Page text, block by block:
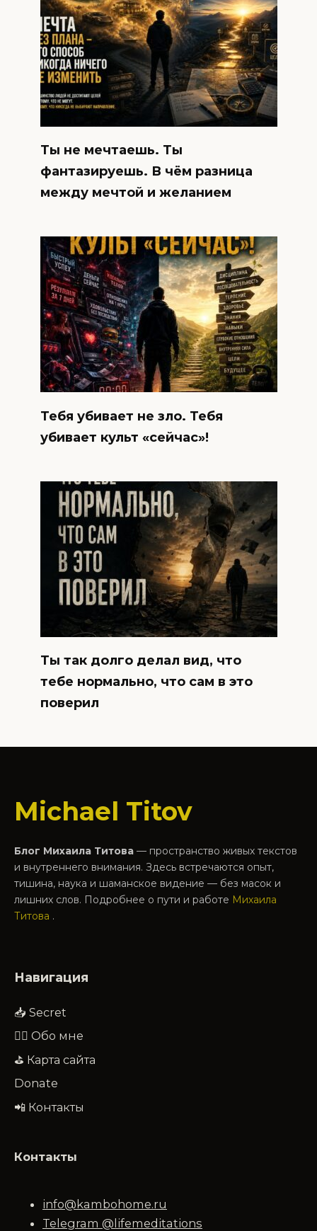
Ты не мечтаешь. Ты
фантазируешь. В чём разница
между мечтой и желанием
Тебя убивает не зло. Тебя
убивает культ «сейчас»!
Ты так долго делал вид, что
тебе нормально, что сам в это
поверил
Michael Titov
Блог Михаила Титова — пространство живых текстов
и внутреннего внимания. Здесь встречаются опыт,
тишина, наука и шаманское видение — без масок и
лишних слов. Подробнее о пути и работе Михаила
Титова .
Навигация
📥 Secret
🧔‍♂️ Обо мне
⛳ Карта сайта
Donate
📲 Контакты
Контакты
info@kambohome.ru
Telegram @lifemeditations